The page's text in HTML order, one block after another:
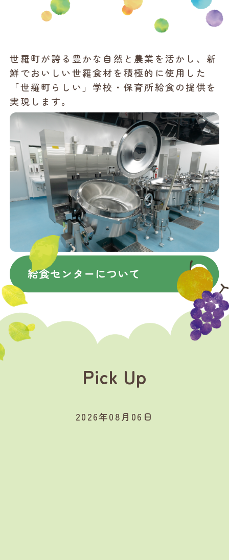
世羅町が誇る豊かな自然と農業を活かし、新
鮮でおいしい世羅食材を積極的に使用した
「世羅町らしい」学校・保育所給食の提供を
実現します。
Pick Up
2026年08月06日